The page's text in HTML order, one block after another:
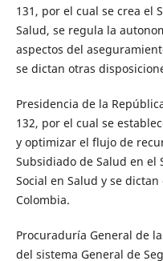
131, por el cual se crea el
Salud, se regula la
aspectos del
se dictan otras
Presidencia de la
132, por el cual se
y optimizar el flujo de
Subsidiado de Salud en el
Social en Salud y se
Colombia.
Procuraduría General de
del sistema General de